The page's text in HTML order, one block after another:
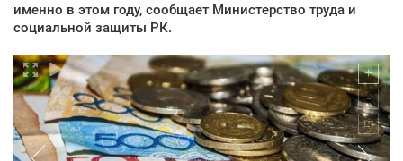
именно в этом году, сообщает Министерство труда и
социальной защиты РК.